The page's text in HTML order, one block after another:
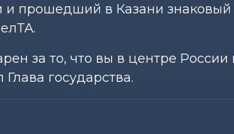
и прошедший в Казани
за то, что вы в центре
государства.